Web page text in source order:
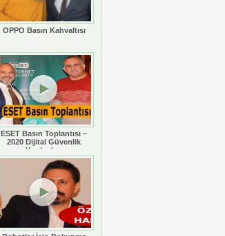
OPPO Basın Kahvaltısı
ESET Basın Toplantısı –
2020 Dijital Güvenlik
Yazılımları